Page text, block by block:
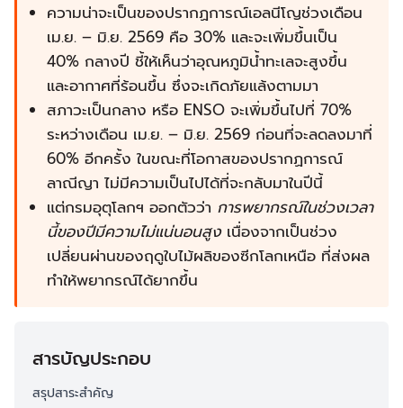
ความน่าจะเป็นของปรากฏการณ์เอลนีโญช่วงเดือน
เม.ย. – มิ.ย. 2569 คือ 30% และจะเพิ่มขึ้นเป็น
40% กลางปี ชี้ให้เห็นว่าอุณหภูมิน้ำทะเลจะสูงขึ้น
และอากาศที่ร้อนขึ้น ซึ่งจะเกิดภัยแล้งตามมา
สภาวะเป็นกลาง หรือ ENSO จะเพิ่มขึ้นไปที่ 70%
ระหว่างเดือน เม.ย. – มิ.ย. 2569 ก่อนที่จะลดลงมาที่
60% อีกครั้ง ในขณะที่โอกาสของปรากฏการณ์
ลาณีญา ไม่มีความเป็นไปได้ที่จะกลับมาในปีนี้
แต่กรมอุตุโลกฯ ออกตัวว่า การพยากรณ์ในช่วงเวลา
นี้ของปีมีความไม่แน่นอนสูงเนื่องจากเป็นช่วง
เปลี่ยนผ่านของฤดูใบไม้ผลิของซีกโลกเหนือ ที่ส่งผล
ทำให้พยากรณ์ได้ยากขึ้น
สารบัญประกอบ
สรุปสาระสำคัญ